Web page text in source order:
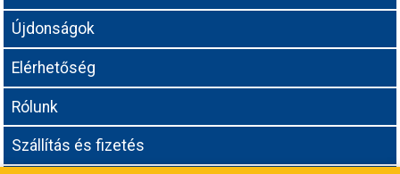
Újdonságok
Elérhetőség
Rólunk
Szállítás és fizetés